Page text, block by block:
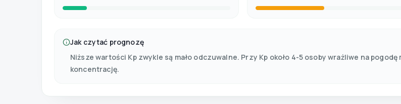
Jak czytać prognozę
Niższe wartości Kp zwykle są mało odczuwalne. Przy Kp około 4-5 osoby wrażliwe na
koncentrację.